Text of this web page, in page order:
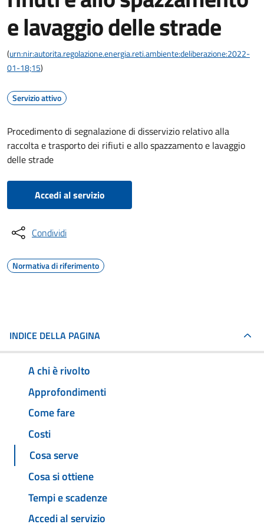
e lavaggio delle strade
(urn:nir:autorita.regolazione.energia.reti.ambiente:deliberazione:2022-
01-18;15)
Servizio attivo
Procedimento di segnalazione di disservizio relativo alla
raccolta e trasporto dei rifiuti e allo spazzamento e lavaggio
delle strade
Accedi al servizio
Condividi
Normativa di riferimento
INDICE DELLA PAGINA
A chi è rivolto
Approfondimenti
Come fare
Costi
Cosa serve
Cosa si ottiene
Tempi e scadenze
Accedi al servizio